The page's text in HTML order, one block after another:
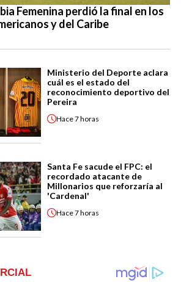
Femenina perdió la final en los
y del Caribe
Ministerio del Deporte aclara
cuál es el estado del
reconocimiento deportivo del
Pereira
Hace7 horas
Santa Fe sacude el FPC: el
recordado atacante de
Millonarios que reforzaría al
'Cardenal'
Hace7 horas